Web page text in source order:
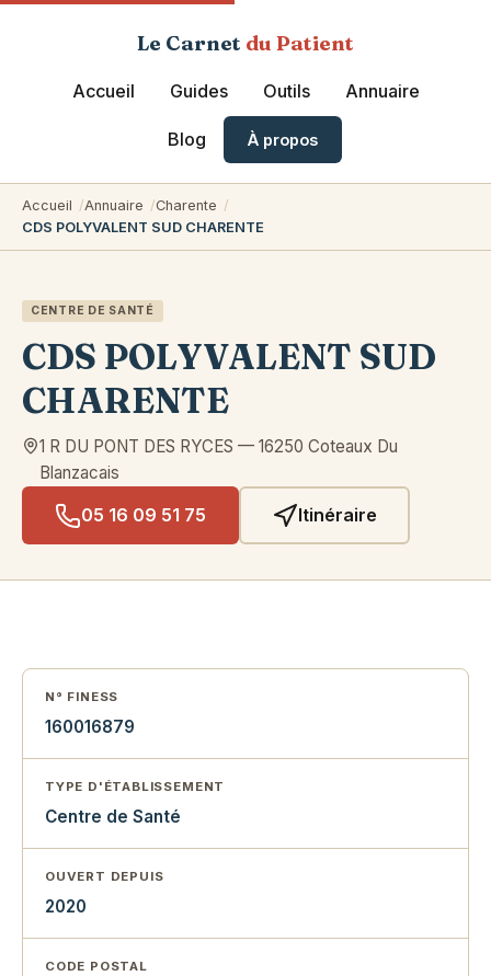
Le Carnet du Patient
Accueil Guides Outils Annuaire
Blog À propos
Accueil Annuaire
Charente
CDS POLYVALENT SUD CHARENTE
CENTRE DE SANTÉ
CDS POLYVALENT SUD
CHARENTE
1 R DU PONT DES RYCES — 16250 Coteaux Du
Blanzacais
05 16 09 51 75 Itinéraire
N° FINESS
160016879
TYPE D'ÉTABLISSEMENT
Centre de Santé
OUVERT DEPUIS
2020
CODE POSTAL